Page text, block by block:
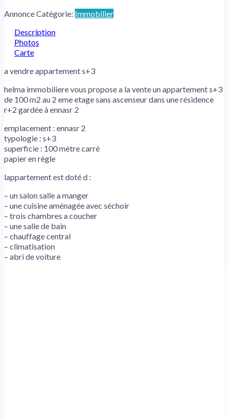
Annonce Catégorie: Immobilier
Description
Photos
Carte
a vendre appartement s+3
helma immobiliere vous propose a la vente un appartement s+3
de 100 m2 au 2 eme etage sans ascenseur dans une résidence
r+2 gardée à ennasr 2
emplacement : ennasr 2
typologie : s+3
superficie : 100 mètre carré
papier en règle
lappartement est doté d :
– un salon salle a manger
– une cuisine aménagée avec séchoir
– trois chambres a coucher
– une salle de bain
– chauffage central
– climatisation
– abri de voiture